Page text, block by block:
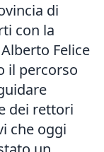
di
con la
Felice
il percorso
dei rettori
che oggi